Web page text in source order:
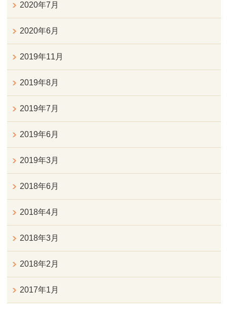
2020年7月
2020年6月
2019年11月
2019年8月
2019年7月
2019年6月
2019年3月
2018年6月
2018年4月
2018年3月
2018年2月
2017年1月